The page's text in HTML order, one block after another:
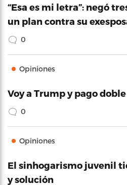
“Esa es mi letra”: negó
un plan contra su
0
Opiniones
Voy a Trump y pago doble
0
Opiniones
El sinhogarismo juvenil
y solución